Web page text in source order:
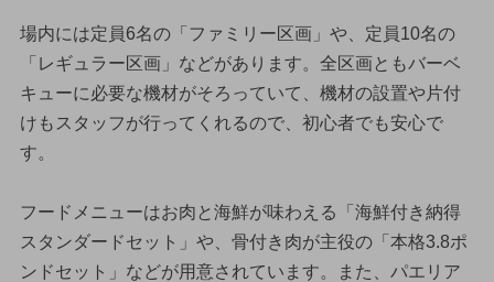
場内には定員6名の「ファミリー区画」や、定員10名の
「レギュラー区画」などがあります。全区画ともバーベ
キューに必要な機材がそろっていて、機材の設置や片付
けもスタッフが行ってくれるので、初心者でも安心で
す。
フードメニューはお肉と海鮮が味わえる「海鮮付き納得
スタンダードセット」や、骨付き肉が主役の「本格3.8ポ
ンドセット」などが用意されています。また、パエリア